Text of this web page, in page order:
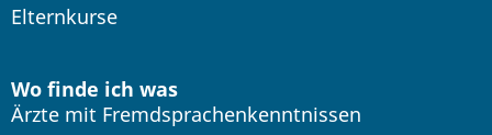
Elternkurse
Wo finde ich was
Ärzte mit Fremdsprachenkenntnissen